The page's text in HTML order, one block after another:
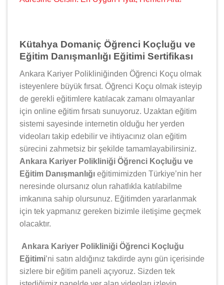
Kütahya Domaniç Öğrenci Koçluğu ve
Eğitim Danışmanlığı Eğitimi Sertifikası
Ankara Kariyer Polikliniğinden Öğrenci Koçu olmak
isteyenlere büyük fırsat. Öğrenci Koçu olmak isteyip
de gerekli eğitimlere katılacak zamanı olmayanlar
için online eğitim fırsatı sunuyoruz. Uzaktan eğitim
sistemi sayesinde internetin olduğu her yerden
videoları takip edebilir ve ihtiyacınız olan eğitim
sürecini zahmetsiz bir şekilde tamamlayabilirsiniz.
Ankara Kariyer Polikliniği Öğrenci Koçluğu ve
Eğitim Danışmanlığı eğitimimizden Türkiye’nin her
neresinde olursanız olun rahatlıkla katılabilme
imkanına sahip olursunuz. Eğitimden yararlanmak
için tek yapmanız gereken bizimle iletişime geçmek
olacaktır.
Ankara Kariyer Polikliniği Öğrenci Koçluğu
Eğitimi’ni satın aldığınız takdirde aynı gün içerisinde
sizlere bir eğitim paneli açıyoruz. Sizden tek